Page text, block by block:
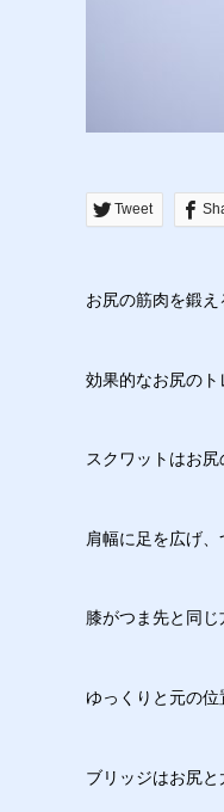
Tweet
お尻の筋肉を鍛
効果的なお尻のト
スクワットはお
肩幅に足を広げ、
膝がつま先と同
ゆっくりと元の位
ブリッジはお尻と